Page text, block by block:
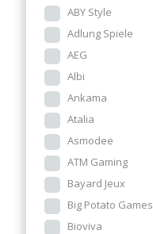
ABY Style
Adlung Spiele
AEG
Albi
Ankama
Atalia
Asmodee
ATM Gaming
Bayard Jeux
Big Potato Games
Bioviva